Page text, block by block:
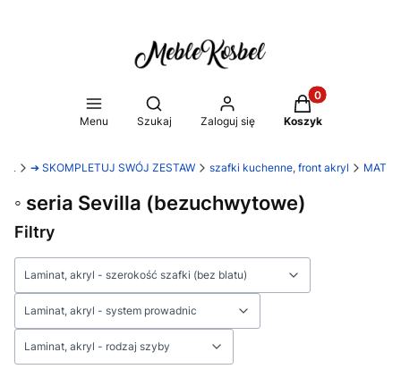
Menu
Otwórz wyszukiwarkę
Szukaj Zaloguj się
Produkty w
Koszyk
➔ SKOMPLETUJ SWÓJ ZESTAW szafki kuchenne, front akryl MAT
◦ seria Sevilla (bezuchwytowe)
Filtry
Laminat, akryl - szerokość szafki (bez blatu)
Laminat, akryl - system prowadnic
Laminat, akryl - rodzaj szyby